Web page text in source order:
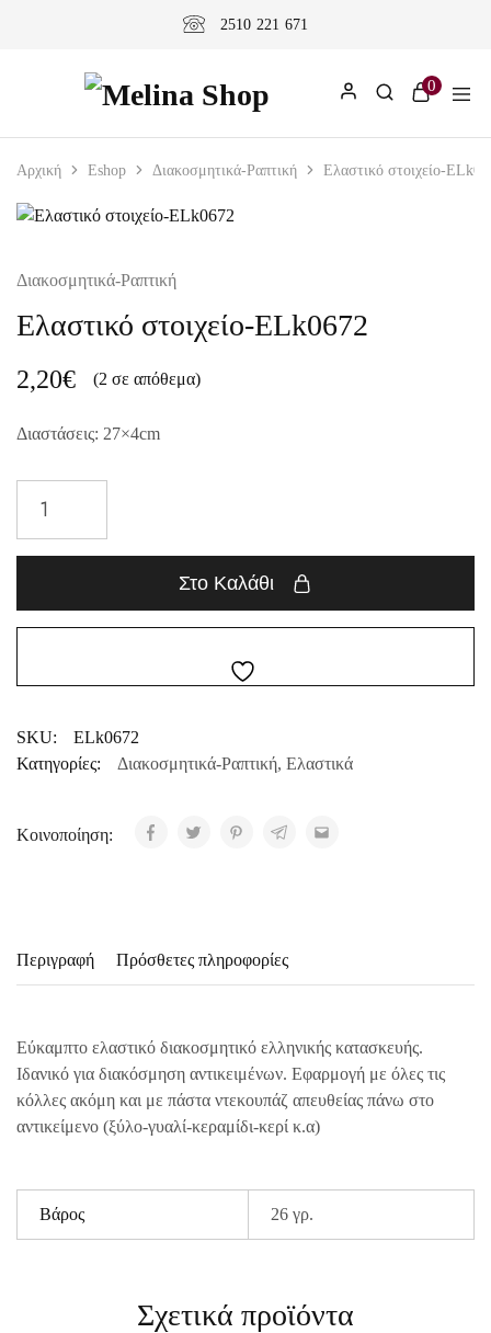
2510 221 671
0
Αρχική Eshop Διακοσμητικά-Ραπτική Ελαστικό στοιχείο-
Διακοσμητικά-Ραπτική
Ελαστικό στοιχείο-ELk0672
2,20€ (2 σε απόθεμα)
Διαστάσεις: 27×4cm
Στο Καλάθι
SKU:
ELk0672
Κατηγορίες:
Διακοσμητικά-Ραπτική, Ελαστικά
Κοινοποίηση:
Περιγραφή Πρόσθετες πληροφορίες
Εύκαμπτο ελαστικό διακοσμητικό ελληνικής κατασκευής.
Ιδανικό για διακόσμηση αντικειμένων. Εφαρμογή με όλες τις
κόλλες ακόμη και με πάστα ντεκουπάζ απευθείας πάνω στο
αντικείμενο (ξύλο-γυαλί-κεραμίδι-κερί κ.α)
Βάρος 26 γρ.
Σχετικά προϊόντα